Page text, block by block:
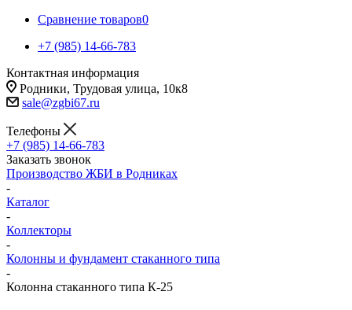
Сравнение товаров0
+7 (985) 14-66-783
Контактная информация
Родники, Трудовая улица, 10к8
sale@zgbi67.ru
Телефоны
+7 (985) 14-66-783
Заказать звонок
Производство ЖБИ в Родниках
-
Каталог
-
Коллекторы
-
Колонны и фундамент стаканного типа
-
Колонна стаканного типа К-25